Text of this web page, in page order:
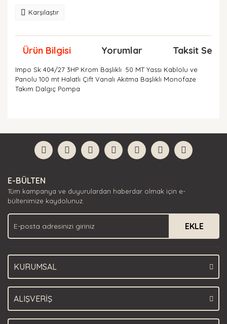
Karşılaştır
Ürün Bilgisi Yorumlar Taksit
Impo Sk 404/27 3HP Krom Başlıklı 50 MT Yassı Kablolu ve
Panolu 100 mt Halatlı Çift Vanalı Akıtma Başlıklı Monofaze
Takım Dalgıç Pompa
Yorum Yaz
formunu kullanarak tarafımıza iletebilirsiniz.
Görüş ve önerileriniz için teşekkür ederiz.
Ürün açıklamasında eksik bilgiler bulunuyor.
Ürün bilgilerinde hatalar bulunuyor.
Ürün fiyatı diğer sitelerden daha pahalı.
Bu ürüne benzer farklı alternatifler olmalı.
E-BÜLTEN
Tüm kampanya ve duyurulardan haberdar olmak için e-
bültenimize kaydolunuz.
EKLE
KURUMSAL
ALIŞVERİŞ